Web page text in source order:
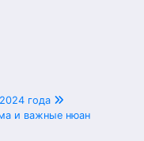
года
и важные нюан